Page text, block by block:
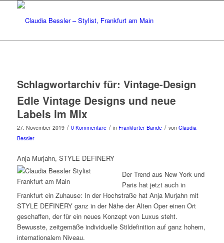
Schlagwortarchiv für: Vintage-Design
Edle Vintage Designs und neue
Labels im Mix
27. November 2019 / 0 Kommentare / in Frankfurter Bande / von Claudia
Bessler
Anja Murjahn, STYLE DEFINERY
Der Trend aus New York und
Paris hat jetzt auch in
Frankfurt ein Zuhause: In der Hochstraße hat Anja Murjahn mit
STYLE DEFINERY ganz in der Nähe der Alten Oper einen Ort
geschaffen, der für ein neues Konzept von Luxus steht.
Bewusste, zeitgemäße individuelle Stildefinition auf ganz hohem,
internationalem Niveau.